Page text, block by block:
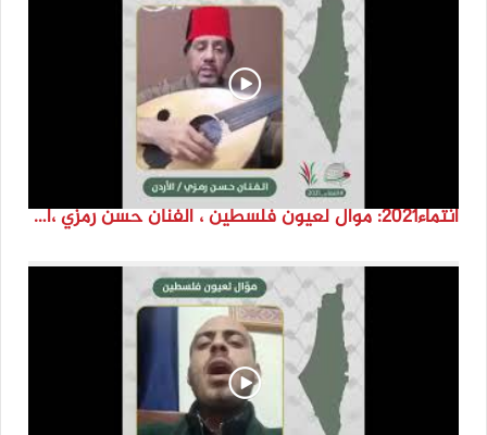
انتماء2021: موال لعيون فلسطين ، الفنان حسن رمزي ،الاردن